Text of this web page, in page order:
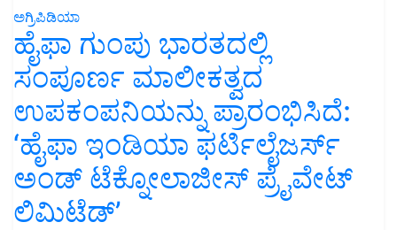
ಅಗ್ರಿಪಿಡಿಯಾ
ಹೈಫಾ ಗುಂಪು ಭಾರತದಲ್ಲಿ
ಸಂಪೂರ್ಣ ಮಾಲೀಕತ್ವದ
ಉಪಕಂಪನಿಯನ್ನು ಪ್ರಾರಂಭಿಸಿದೆ:
‘ಹೈಫಾ ಇಂಡಿಯಾ ಫರ್ಟಿಲೈಜರ್ಸ್
ಅಂಡ್ ಟೆಕ್ನೋಲಾಜೀಸ್ ಪ್ರೈವೇಟ್
ಲಿಮಿಟೆಡ್’